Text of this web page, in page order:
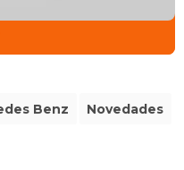
Benz Novedades